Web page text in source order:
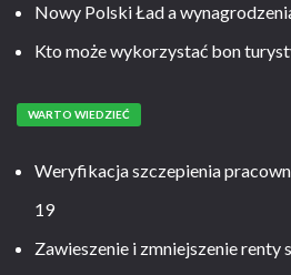
Nowy Polski Ład a
Kto może wykorzystać bon
WARTO WIEDZIEĆ
Weryfikacja szczepienia
19
Zawieszenie i zmniejszenie renty